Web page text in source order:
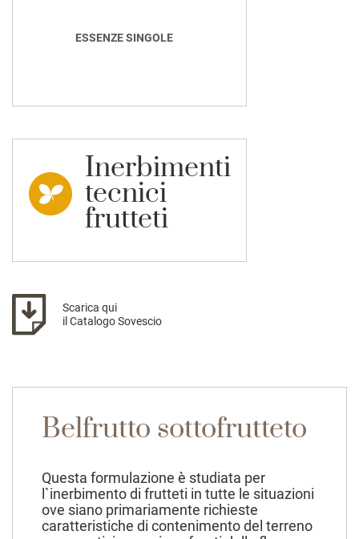
ESSENZE SINGOLE
Inerbimenti
tecnici
frutteti
Scarica qui
il Catalogo Sovescio
Belfrutto sottofrutteto
Questa formulazione è studiata per
l`inerbimento di frutteti in tutte le situazioni
ove siano primariamente richieste
caratteristiche di contenimento del terreno